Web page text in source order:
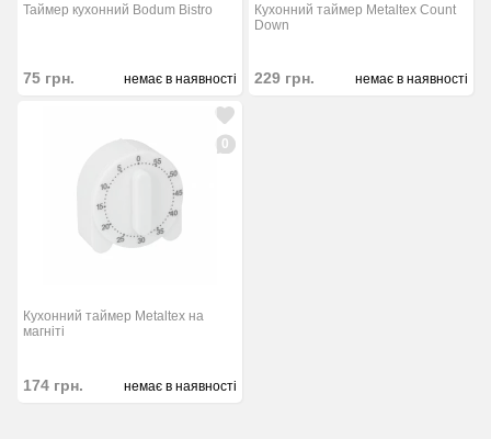
Таймер кухонний Bodum Bistro
75 грн. немає в наявності
Кухонний таймер Metaltex Count
Down
229 грн. немає в наявності
0
Кухонний таймер Metaltex на
магніті
174 грн. немає в наявності